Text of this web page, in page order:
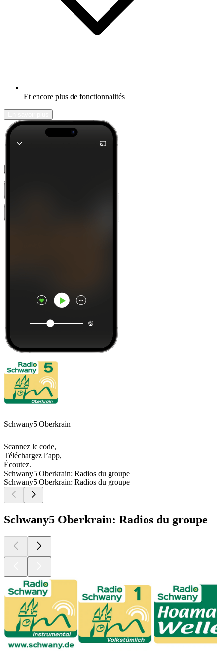
Et encore plus de fonctionnalités
Schwany5 Oberkrain
Scannez le code,
Téléchargez l’app,
Écoutez.
Schwany5 Oberkrain: Radios du groupe
Schwany5 Oberkrain: Radios du groupe
Schwany5 Oberkrain: Radios du groupe